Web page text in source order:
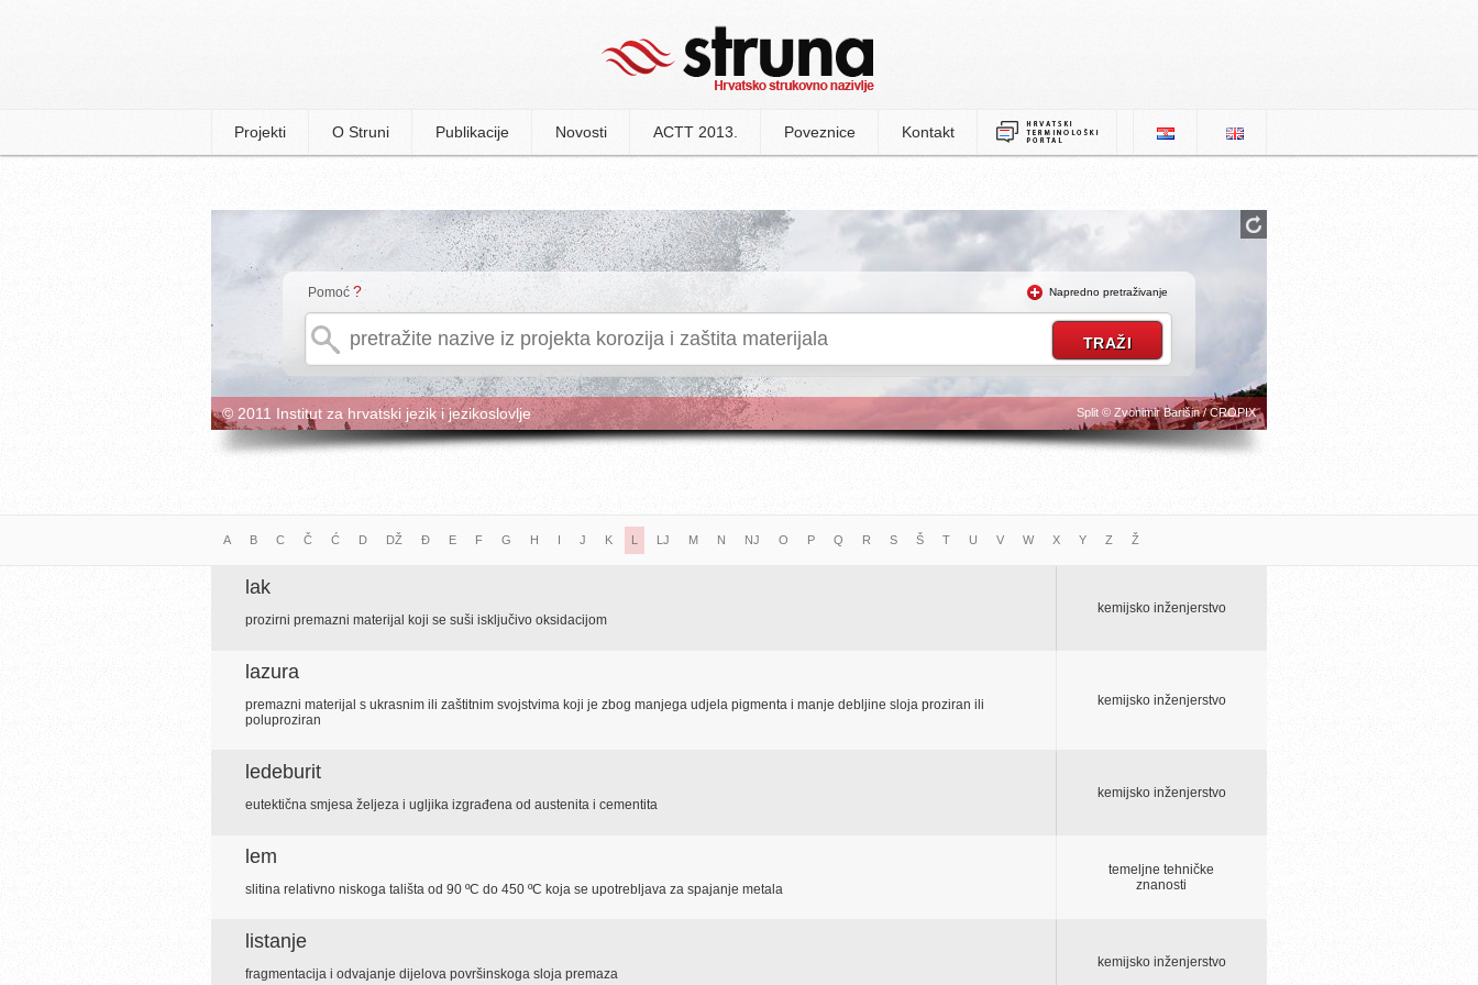
Projekti O Struni Publikacije Novosti ACTT 2013. Poveznice Kontakt
Pomoć ? Napredno pretraživanje
© 2011 Institut za hrvatski jezik i jezikoslovlje Split © Zvonimir Barišin / CROPIX
A B C Č Ć D DŽ Đ E F G H I J K L LJ M N NJ O P Q R S Š T U V W X Y Z Ž
lak
prozirni premazni materijal koji se suši isključivo oksidacijom
kemijsko inženjerstvo
lazura
premazni materijal s ukrasnim ili zaštitnim svojstvima koji je zbog manjega udjela pigmenta i manje debljine sloja proziran ili
poluproziran
kemijsko inženjerstvo
ledeburit
eutektična smjesa željeza i ugljika izgrađena od austenita i cementita
kemijsko inženjerstvo
lem
slitina relativno niskoga tališta od 90 ºC do 450 ºC koja se upotrebljava za spajanje metala
temeljne tehničke
znanosti
listanje
fragmentacija i odvajanje dijelova površinskoga sloja premaza
kemijsko inženjerstvo